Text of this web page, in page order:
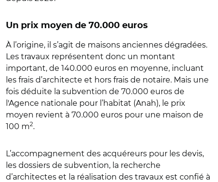
Un prix moyen de 70.000 euros
À l’origine, il s’agit de maisons anciennes dégradées.
Les travaux représentent donc un montant
important, de 140.000 euros en moyenne, incluant
les frais d’architecte et hors frais de notaire. Mais une
fois déduite la subvention de 70.000 euros de
l'Agence nationale pour l’habitat (Anah), le prix
moyen revient à 70.000 euros pour une maison de
100 m2.
L’accompagnement des acquéreurs pour les devis,
les dossiers de subvention, la recherche
d’architectes et la réalisation des travaux est confié à